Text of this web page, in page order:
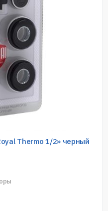
Thermo 1/2» черный